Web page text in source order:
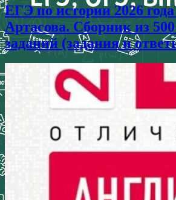
ЕГЭ по истории 2026
Артасова. Сборник из
заданий (задания и